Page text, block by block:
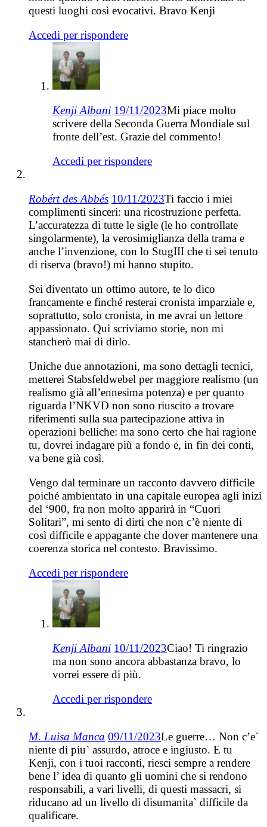
questi luoghi così evocativi. Bravo Kenji
Accedi per rispondere
Kenji Albani 19/11/2023Mi piace molto
scrivere della Seconda Guerra Mondiale sul
fronte dell’est. Grazie del commento!
Accedi per rispondere
Robért des Abbés 10/11/2023Ti faccio i miei
complimenti sinceri: una ricostruzione perfetta.
L’accuratezza di tutte le sigle (le ho controllate
singolarmente), la verosimiglianza della trama e
anche l’invenzione, con lo StugIII che ti sei tenuto
di riserva (bravo!) mi hanno stupito.
Sei diventato un ottimo autore, te lo dico
francamente e finché resterai cronista imparziale e,
soprattutto, solo cronista, in me avrai un lettore
appassionato. Qui scriviamo storie, non mi
stancherò mai di dirlo.
Uniche due annotazioni, ma sono dettagli tecnici,
metterei Stabsfeldwebel per maggiore realismo (un
realismo già all’ennesima potenza) e per quanto
riguarda l’NKVD non sono riuscito a trovare
riferimenti sulla sua partecipazione attiva in
operazioni belliche: ma sono certo che hai ragione
tu, dovrei indagare più a fondo e, in fin dei conti,
va bene già così.
Vengo dal terminare un racconto davvero difficile
poiché ambientato in una capitale europea agli inizi
del ‘900, fra non molto apparirà in “Cuori
Solitari”, mi sento di dirti che non c’è niente di
così difficile e appagante che dover mantenere una
coerenza storica nel contesto. Bravissimo.
Accedi per rispondere
Kenji Albani 10/11/2023Ciao! Ti ringrazio
ma non sono ancora abbastanza bravo, lo
vorrei essere di più.
Accedi per rispondere
M. Luisa Manca 09/11/2023Le guerre… Non c’e`
niente di piu` assurdo, atroce e ingiusto. E tu
Kenji, con i tuoi racconti, riesci sempre a rendere
bene l’ idea di quanto gli uomini che si rendono
responsabili, a vari livelli, di questi massacri, si
riducano ad un livello di disumanita` difficile da
qualificare.